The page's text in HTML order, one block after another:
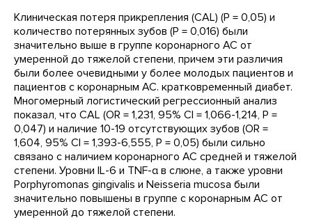
Клиническая потеря прикрепления (CAL) (P = 0,05) и
количество потерянных зубов (P = 0,016) были
значительно выше в группе коронарного АС от
умеренной до тяжелой степени, причем эти различия
были более очевидными у более молодых пациентов и
пациентов с коронарным АС. кратковременный диабет.
Многомерный логистический регрессионный анализ
показал, что CAL (OR = 1,231, 95% CI = 1,066-1,214, P =
0,047) и наличие 10-19 отсутствующих зубов (OR =
1,604, 95% CI = 1,393-6,555, P = 0,05) были сильно
связано с наличием коронарного АС средней и тяжелой
степени. Уровни IL-6 и TNF-α в слюне, а также уровни
Porphyromonas gingivalis и Neisseria mucosa были
значительно повышены в группе с коронарным АС от
умеренной до тяжелой степени.